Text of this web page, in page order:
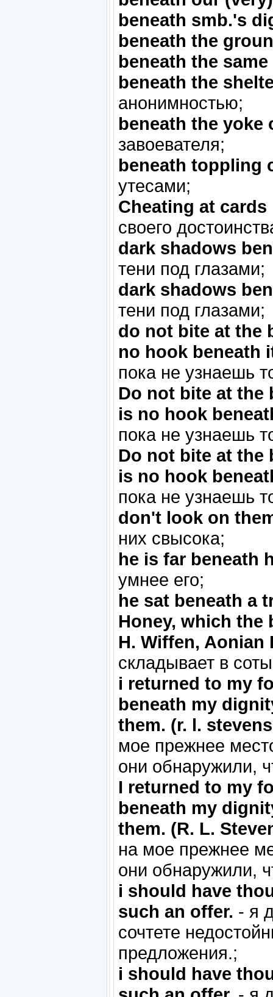
beneath smb.'s
beneath the
beneath the
beneath the
анонимностью;
beneath the yoke
завоевателя;
beneath toppling
утесами;
Cheating at cards
своего
dark shadows
тени под глазами;
dark shadows
тени под глазами;
do not bite at the
no hook beneath
пока не узнаешь
Do not bite at the
is no hook
пока не узнаешь
Do not bite at the
is no hook
пока не узнаешь
don't look on
них свысока;
he is far beneath
умнее его;
he sat beneath a
Honey, which the
H. Wiffen, Aonian
складывает в
i returned to my
beneath my
them. (r. l.
мое прежнее
они обнаружили,
I returned to my
beneath my
them. (R. L.
на мое прежнее
они обнаружили,
i should have
such an offer. - я
сочтете
предложения.;
i should have